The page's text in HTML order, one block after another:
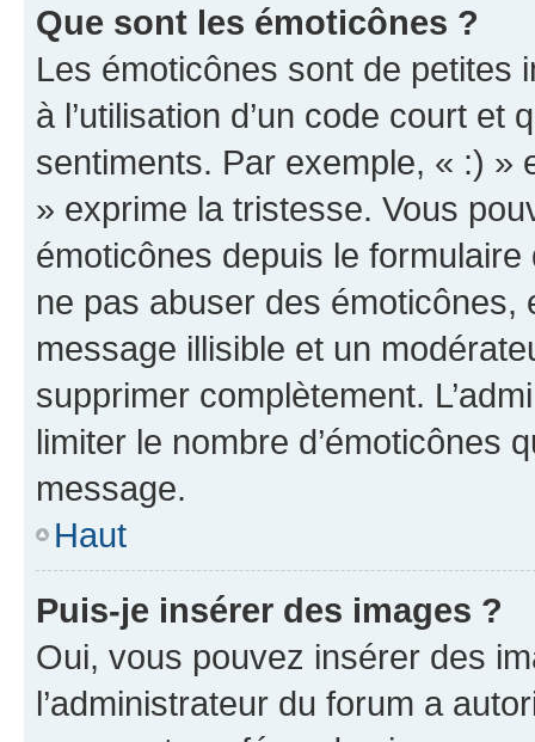
Que sont les émoticônes ?
Les émoticônes sont de petites
à l’utilisation d’un code court et
sentiments. Par exemple, « :) »
» exprime la tristesse. Vous
émoticônes depuis le
ne pas abuser des
message illisible et un
supprimer complètement.
limiter le nombre d’émoticônes
message.
Haut
Puis-je insérer des images ?
Oui, vous pouvez insérer des
l’administrateur du forum a